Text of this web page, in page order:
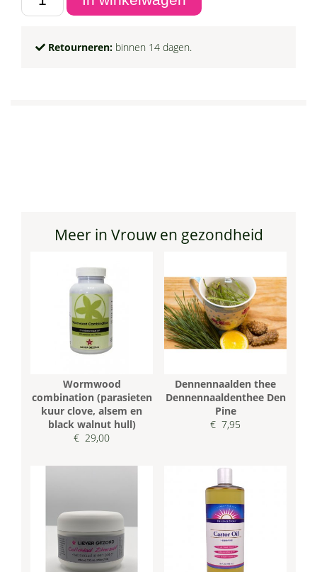
Retourneren: binnen 14 dagen.
Meer in Vrouw en gezondheid
Wormwood
combination (parasieten
kuur clove, alsem en
black walnut hull)
€ 29,00
Dennennaalden thee
Dennennaaldenthee Den
Pine
€ 7,95